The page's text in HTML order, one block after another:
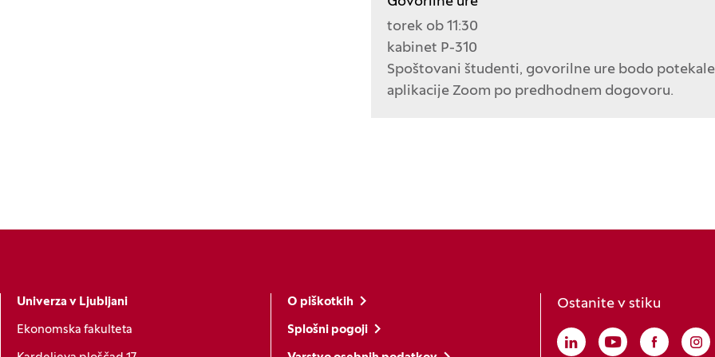
torek ob 11:30
kabinet P-310
Spoštovani študenti, govorilne ure bodo
aplikacije Zoom po predhodnem dogovoru.
Univerza v Ljubljani
Ekonomska fakulteta
O piškotkih
Splošni pogoji
Ostanite v stiku
Linkedin
(Odpre se v novem
Youtube
(Odpre se v
Facebook
(Odpre